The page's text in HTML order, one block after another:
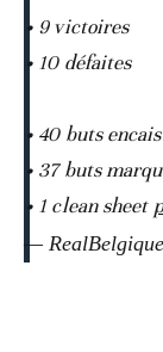
• 9 victoires
• 10 défaites
• 40 buts
• 37 buts
• 1 clean sheet
—